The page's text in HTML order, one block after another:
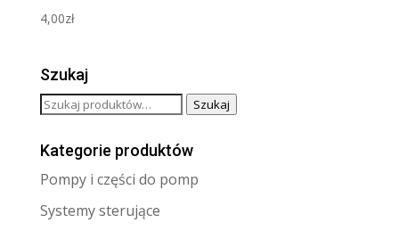
4,00zł
Szukaj
Szukaj: Szukaj
Kategorie produktów
Pompy i części do pomp
Systemy sterujące